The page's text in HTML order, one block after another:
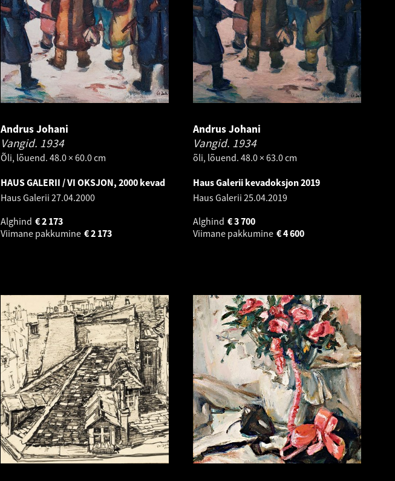
Andrus Johani
Vangid. 1934
Õli, lõuend. 48.0 × 60.0 cm
HAUS GALERII / VI OKSJON, 2000 kevad
Haus Galerii 27.04.2000
Alghind
2 173
€
Viimane pakkumine
2 173
€
Andrus Johani
Vangid. 1934
õli, lõuend. 48.0 × 63.0 cm
Haus Galerii kevadoksjon 2019
Haus Galerii 25.04.2019
Alghind
3 700
€
Viimane pakkumine
4 600
€